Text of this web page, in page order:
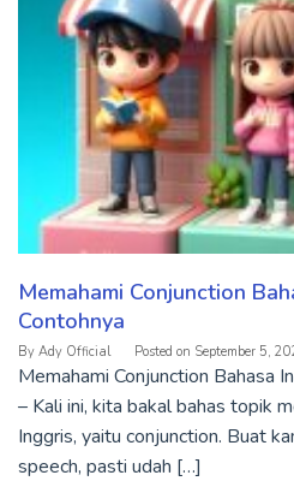
Memahami Conjunction
Contohnya
By Ady Official Posted on September 5,
Memahami Conjunction Bahasa
– Kali ini, kita bakal bahas topik
Inggris, yaitu conjunction. Buat
speech, pasti udah […]